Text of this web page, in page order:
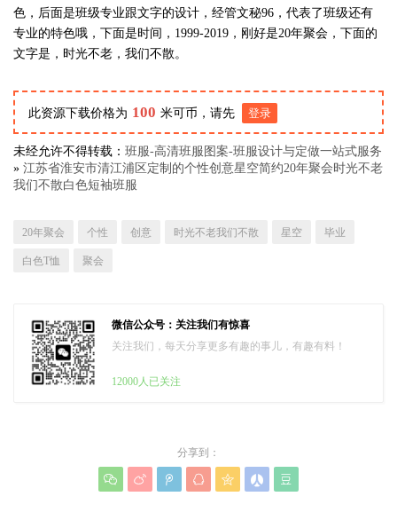
色，后面是班级专业跟文字的设计，经管文秘96，代表了班级还有
专业的特色哦，下面是时间，1999-2019，刚好是20年聚会，下面的
文字是，时光不老，我们不散。
此资源下载价格为 100 米可币，请先 登录
未经允许不得转载： 班服-高清班服图案-班服设计与定做一站式服务
» 江苏省淮安市清江浦区定制的个性创意星空简约20年聚会时光不老
我们不散白色短袖班服
20年聚会 个性 创意 时光不老我们不散 星空 毕业
白色T恤 聚会
微信公众号：关注我们有惊喜
关注我们，每天分享更多有趣的事儿，有趣有料！
12000人已关注
分享到：
      